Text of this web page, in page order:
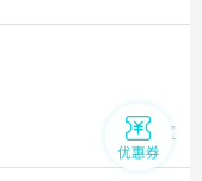
广陵区